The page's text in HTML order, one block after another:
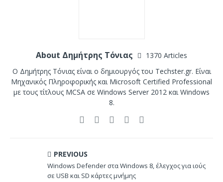
About Δημήτρης Τόνιας
1370 Articles
Ο Δημήτρης Τόνιας είναι ο δημιουργός του Techster.gr. Είναι
Μηχανικός Πληροφορικής και Microsoft Certified Professional
με τους τίτλους MCSA σε Windows Server 2012 και Windows
8.
PREVIOUS
Windows Defender στα Windows 8, έλεγχος για ιούς
σε USB και SD κάρτες μνήμης